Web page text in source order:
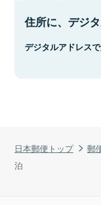
日本郵便トップ 郵
泊
住所に、デジ
デジタルアドレス